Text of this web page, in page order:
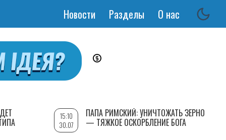
Основная
Новости Разделы О нас
15:10
30.07
ПАПА РИМСКИЙ: УНИЧТОЖАТЬ ЗЕРНО
— ТЯЖКОЕ ОСКОРБЛЕНИЕ БОГА